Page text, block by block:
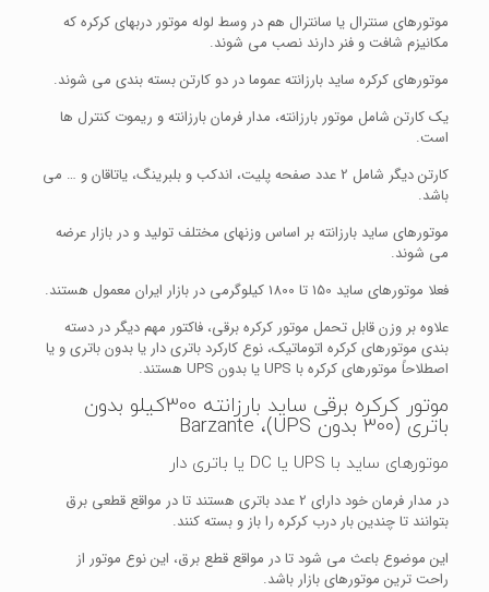
موتورهای سنترال یا سانترال هم در وسط لوله موتور دربهای کرکره که
مکانیزم شافت و فنر دارند نصب می شوند.
موتورهای کرکره ساید بارزانته عموما در دو کارتن بسته بندی می شوند.
یک کارتن شامل موتور بارزانته، مدار فرمان بارزانته و ریموت کنترل ها
است.
کارتن دیگر شامل 2 عدد صفحه پلیت، اندکب و بلبرینگ، یاتاقان و … می
باشد.
موتورهای ساید بارزانته بر اساس وزنهای مختلف تولید و در بازار عرضه
می شوند.
فعلا موتورهای ساید 150 تا 1800 کیلوگرمی در بازار ایران معمول هستند.
علاوه بر وزن قابل تحمل موتور کرکره برقی، فاکتور مهم دیگر در دسته
بندی موتورهای کرکره اتوماتیک، نوع کارکرد باتری دار یا بدون باتری و یا
اصطلاحاً موتورهای کرکره با UPS یا بدون UPS هستند.
موتور کرکره برقی ساید بارزانته 300کیلو بدون
باتری (300 بدون UPS)، Barzante
موتورهای ساید با UPS یا DC یا باتری دار
در مدار فرمان خود دارای 2 عدد باتری هستند تا در مواقع قطعی برق
بتوانند تا چندین بار درب کرکره را باز و بسته کنند.
این موضوع باعث می شود تا در مواقع قطع برق، این نوع موتور از
راحت ترین موتورهای بازار باشد.